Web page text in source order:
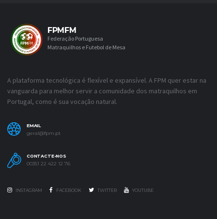
FPMFM
Federação Portuguesa
Matraquilhos e Futebol de Mesa
A plataforma tecnológica é flexível e expansível. A FPM quer estar na
vanguarda para melhor servir a comunidade dos matraquilhos em
Portugal, como é sua vocação natural.
EMAIL
geral@fpm.pt
CONTACTE-NOS
00351 22 422 12 76
INSTAGRAM FACEBOOK TWITTER YOUTUBE